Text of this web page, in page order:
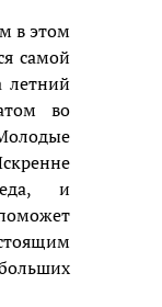
в этом
самой
летний
во
и